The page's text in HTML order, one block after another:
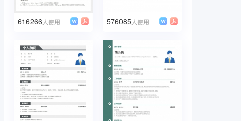
616266 人使用 576085人使用